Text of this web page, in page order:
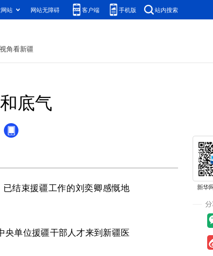
站 网站无障碍 客户端 手机版 站内搜索
角看新疆
底气
结束援疆工作的刘奕卿感慨地
单位援疆干部人才来到新疆医